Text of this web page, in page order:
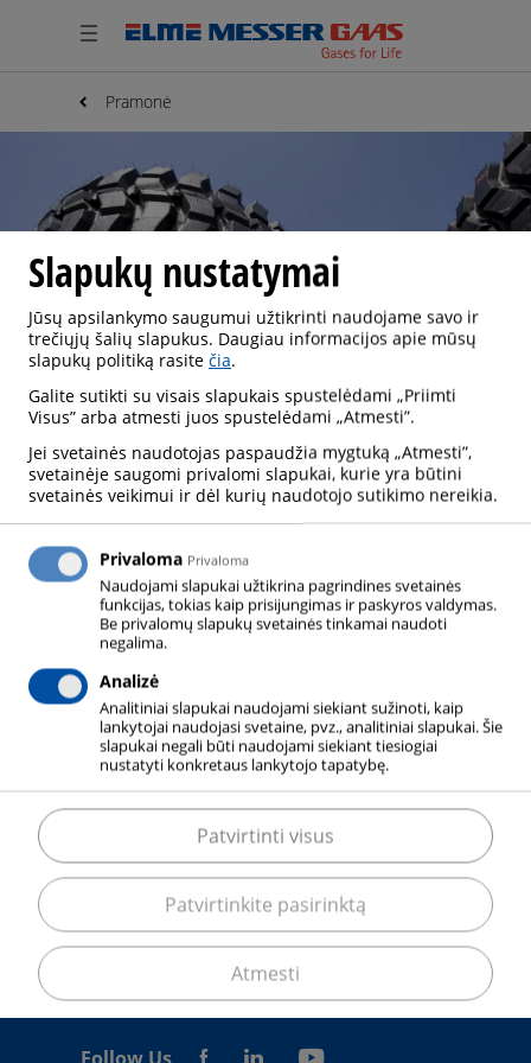
Pramonė
GUMA IR PLASTIKAS
VALYMAS NAUDOJANT CO₂-SNIEGĄ
GUMA IR PLASTIKAS
Tolesniuose skyriuose aprašomi skirtingi gumos ir
plastiko gamybos proceso etapai ir aprašomas su
jais susijęs dujų panaudojimas.
Slapukų nustatymai
Jūsų apsilankymo saugumui užtikrinti naudojame savo ir
trečiųjų šalių slapukus. Daugiau informacijos apie mūsų
slapukų politiką rasite čia.
Galite sutikti su visais slapukais spustelėdami „Priimti
Visus” arba atmesti juos spustelėdami „Atmesti”.
Jei svetainės naudotojas paspaudžia mygtuką „Atmesti”,
svetainėje saugomi privalomi slapukai, kurie yra būtini
svetainės veikimui ir dėl kurių naudotojo sutikimo nereikia.
Privaloma Privaloma
Naudojami slapukai užtikrina pagrindines svetainės
funkcijas, tokias kaip prisijungimas ir paskyros valdymas.
Be privalomų slapukų svetainės tinkamai naudoti
negalima.
Analizė
Analitiniai slapukai naudojami siekiant sužinoti, kaip
lankytojai naudojasi svetaine, pvz., analitiniai slapukai. Šie
slapukai negali būti naudojami siekiant tiesiogiai
nustatyti konkretaus lankytojo tapatybę.
Atmesti
Patvirtinkite pasirinktą
Patvirtinti visus